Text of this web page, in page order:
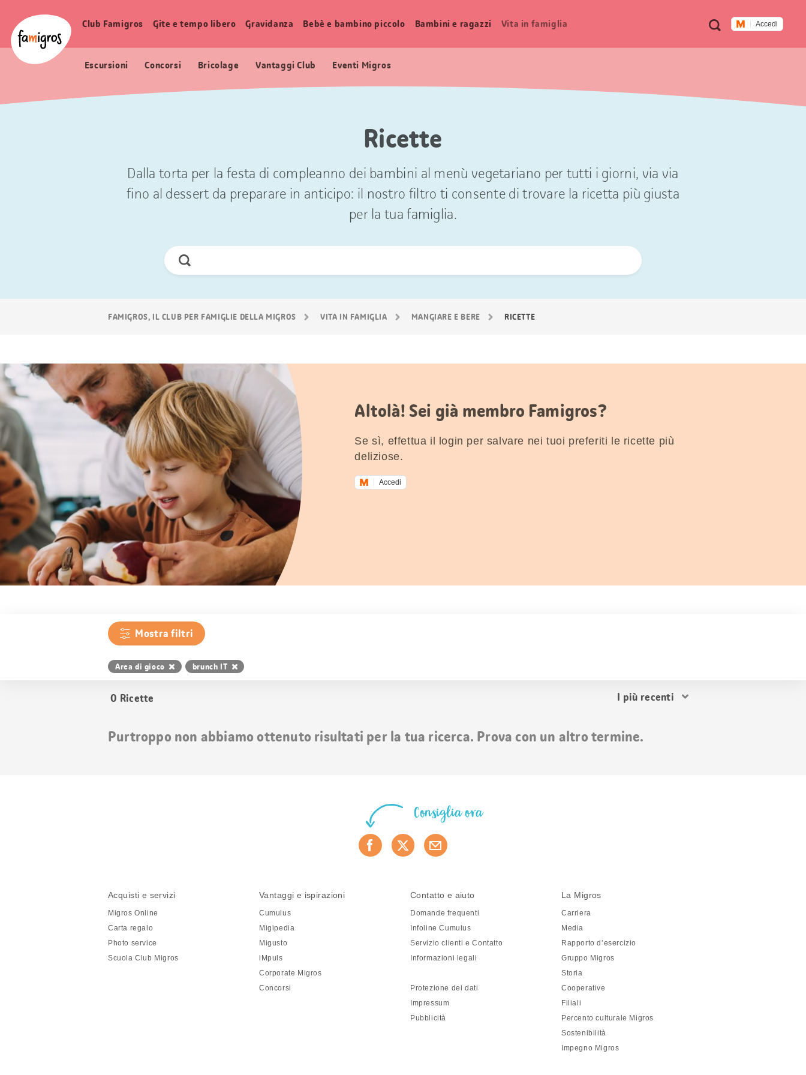
segnalibri
Logo
Metanavigazione
Ricerca Accedi
Navigazione
Club Famigros Gite e tempo libero Gravidanza Bebè e bambino piccolo Bambini e ragazzi Vita in famiglia
Escursioni Concorsi Bricolage Vantaggi Club Eventi Migros
Ricette
Dalla torta per la festa di compleanno dei bambini al menù vegetariano per tutti i giorni, via via
fino al dessert da preparare in anticipo: il nostro filtro ti consente di trovare la ricetta più giusta
per la tua famiglia.
Cerca
FAMIGROS, IL CLUB PER FAMIGLIE DELLA MIGROS VITA IN FAMIGLIA MANGIARE E BERE RICETTE
Altolà! Sei già membro Famigros?
Se sì, effettua il login per salvare nei tuoi preferiti le ricette più
deliziose.
Accedi
Mostra filtri
Area di gioco brunch IT
0 Ricette
Ordina
Purtroppo non abbiamo ottenuto risultati per la tua ricerca. Prova con un altro termine.
Consiglia ora
Acquisti e servizi
Migros Online
Carta regalo
Photo service
Scuola Club Migros
Vantaggi e ispirazioni
Cumulus
Migipedia
Migusto
iMpuls
Corporate Migros
Concorsi
Contatto e aiuto
Domande frequenti
Infoline Cumulus
Servizio clienti e Contatto
Informazioni legali
Protezione dei dati
Impressum
Pubblicità
La Migros
Carriera
Media
Rapporto d’esercizio
Gruppo Migros
Storia
Cooperative
Filiali
Percento culturale Migros
Sostenibilità
Impegno Migros